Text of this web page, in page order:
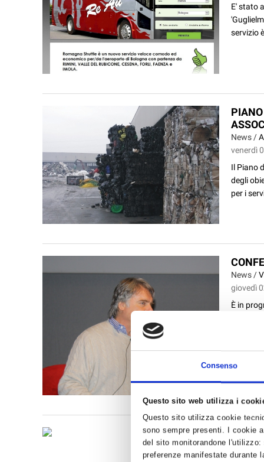
Consenso
Questo sito web utilizza i
Questo sito utilizza cookie
sono sempre presenti. I cookie
del sito monitorandone
preferenze manifestate durante
E' stato
servizio
News /
venerdì
Il Piano
degli
per i
News /
giovedì
È in
News /